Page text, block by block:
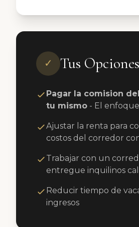
✓ Tus Opciones
Pagar la comision
tu mismo - El
Ajustar la renta para
costos del corredor
Trabajar con un
entregue inquilinos
Reducir tiempo de
ingresos